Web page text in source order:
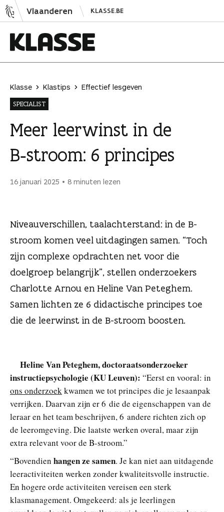
N
a
Vlaanderen KLASSE.BE
a
s
s
e
Klasse Klastips
Effectief lesgeven
SPECIALIST
Meer leerwinst in de
B‑stroom: 6 principes
16 januari 2025 8 minuten lezen
Niveauverschillen, taalachterstand: in de B-
stroom komen veel uitdagingen samen. “Toch
zijn complexe opdrachten net voor die
doelgroep belangrijk”, stellen onderzoekers
Charlotte Arnou en Heline Van Peteghem.
Samen lichten ze 6 didactische principes toe
die de leerwinst in de B-stroom boosten.
Heline Van Peteghem, doctoraatsonderzoeker
instructiepsychologie (KU Leuven): “Eerst en vooral: in
ons onderzoekkwamen we tot principes die je lesaanpak
verrijken. Daarvan zijn er 6 die de eigenschappen van de
leraar en het team beschrijven, 6 andere richten zich op
de leeromgeving. Die laatste werken overal, maar zijn
extra relevant voor de B-stroom.”
“Bovendien hangen ze samen. Je kan niet aan uitdagende
leeractiviteiten werken zonder kwaliteitsvolle instructie.
En hogere orde activiteiten vereisen een sterk
klasmanagement. Omgekeerd: als je leerlingen